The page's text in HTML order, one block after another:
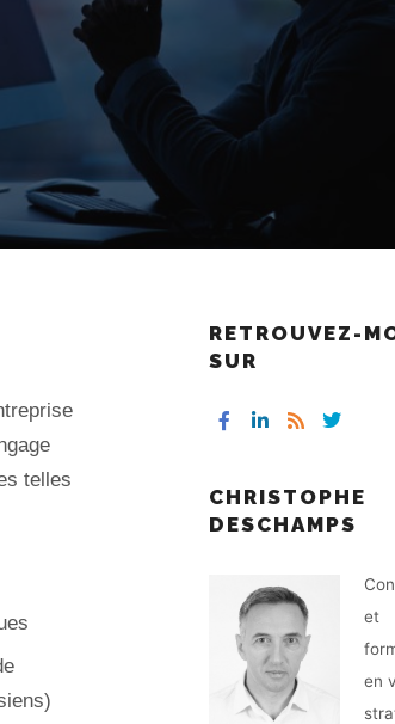
telles
RETROUVEZ-
SUR
CHRISTOPHE
DESCHAMPS
et
en